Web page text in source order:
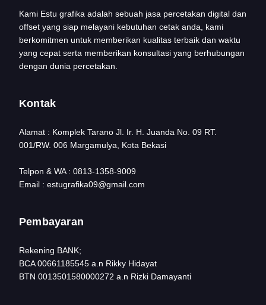
Kami Estu grafika adalah sebuah jasa percetakan digital dan
offset yang siap melayani kebutuhan cetak anda, kami
berkomitmen untuk memberikan kualitas terbaik dan waktu
yang cepat serta memberikan konsultasi yang berhubungan
dengan dunia percetakan.
Kontak
Alamat : Komplek Tarano Jl. Ir. H. Juanda No. 09 RT.
001/RW. 006 Margamulya, Kota Bekasi
Telpon & WA : 0813-1358-9009
Email : estugrafika09@gmail.com
Pembayaran
Rekening BANK;
BCA 00661185545 a.n Rikky Hidayat
BTN 0013501580000272 a.n Rizki Damayanti